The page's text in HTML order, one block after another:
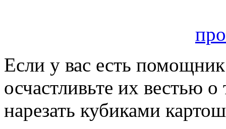
Если у вас есть
осчастливьте их вестью
нарезать кубиками